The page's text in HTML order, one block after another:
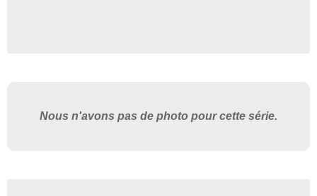
Nous n'avons pas de photo pour cette série.